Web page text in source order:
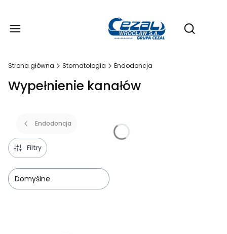
Otwórz
Strona główna Stomatologia Endodoncja
Wypełnienie kanałów
Endodoncja
Filtry
Domyślne